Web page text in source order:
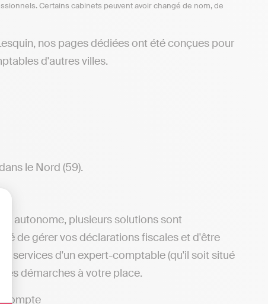
vos Options
Certains cabinets peuvent avoir changé de nom, de
nos pages dédiées ont été conçues pour
d'autres villes.
le Nord (59).
autonome, plusieurs solutions sont
de gérer vos déclarations fiscales et d'être
services d'un expert-comptable (qu'il soit situé
démarches à votre place.